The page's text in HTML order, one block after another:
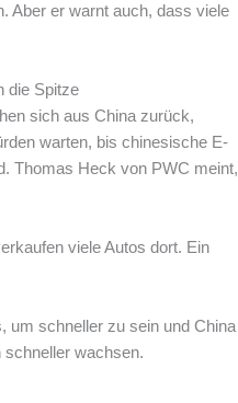
Aber er warnt auch, dass viele
die Spitze
sich aus China zurück,
warten, bis chinesische E-
Thomas Heck von PWC meint,
viele Autos dort. Ein
um schneller zu sein und China
wachsen.